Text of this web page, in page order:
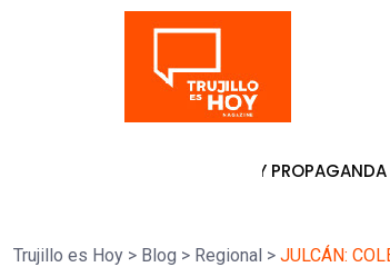
PANCARTAS Y PROPAGANDA EN POSTES
Trujillo es Hoy > Blog > Regional > JULCÁN: